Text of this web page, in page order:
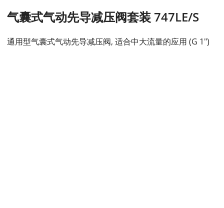
气囊式气动先导减压阀套装 747LE/S
通用型气囊式气动先导减压阀, 适合中大流量的应用 (G 1")